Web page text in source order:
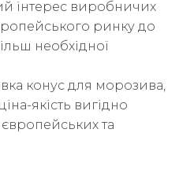
інтерес виробничих
ринку до
необхідної
конус для морозива,
якість вигідно
європейських та